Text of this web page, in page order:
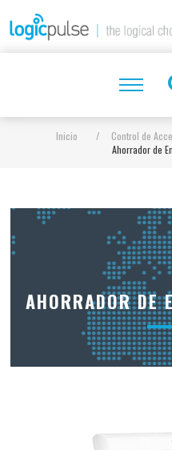
Inicio / Control de
Ahorrador de
AHORRADOR DE